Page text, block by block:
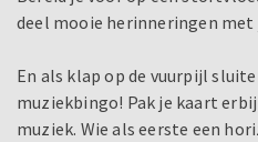
deel mooie herinneringen met
En als klap op de vuurpijl
muziekbingo! Pak je kaart
muziek. Wie als eerste een